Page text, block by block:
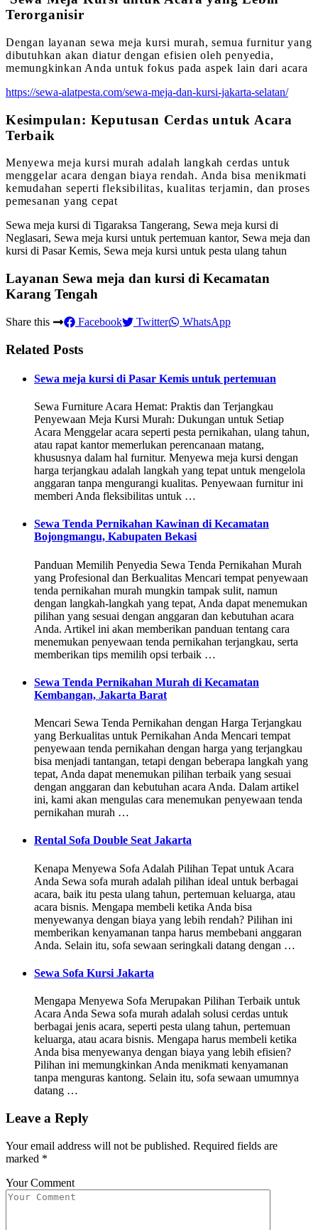
Terorganisir
Dengan layanan sewa meja kursi murah, semua furnitur yang
dibutuhkan akan diatur dengan efisien oleh penyedia,
memungkinkan Anda untuk fokus pada aspek lain dari acara
https://sewa-alatpesta.com/sewa-meja-dan-kursi-jakarta-selatan/
Kesimpulan: Keputusan Cerdas untuk Acara
Terbaik
Menyewa meja kursi murah adalah langkah cerdas untuk
menggelar acara dengan biaya rendah. Anda bisa menikmati
kemudahan seperti fleksibilitas, kualitas terjamin, dan proses
pemesanan yang cepat
Sewa meja kursi di Tigaraksa Tangerang, Sewa meja kursi di
Neglasari, Sewa meja kursi untuk pertemuan kantor, Sewa meja dan
kursi di Pasar Kemis, Sewa meja kursi untuk pesta ulang tahun
Layanan Sewa meja dan kursi di Kecamatan
Karang Tengah
Share this Facebook Twitter WhatsApp
Related Posts
Sewa meja kursi di Pasar Kemis untuk pertemuan
Sewa Furniture Acara Hemat: Praktis dan Terjangkau
Penyewaan Meja Kursi Murah: Dukungan untuk Setiap
Acara Menggelar acara seperti pesta pernikahan, ulang tahun,
atau rapat kantor memerlukan perencanaan matang,
khususnya dalam hal furnitur. Menyewa meja kursi dengan
harga terjangkau adalah langkah yang tepat untuk mengelola
anggaran tanpa mengurangi kualitas. Penyewaan furnitur ini
memberi Anda fleksibilitas untuk …
Sewa Tenda Pernikahan Kawinan di Kecamatan
Bojongmangu, Kabupaten Bekasi
Panduan Memilih Penyedia Sewa Tenda Pernikahan Murah
yang Profesional dan Berkualitas Mencari tempat penyewaan
tenda pernikahan murah mungkin tampak sulit, namun
dengan langkah-langkah yang tepat, Anda dapat menemukan
pilihan yang sesuai dengan anggaran dan kebutuhan acara
Anda. Artikel ini akan memberikan panduan tentang cara
menemukan penyewaan tenda pernikahan terjangkau, serta
memberikan tips memilih opsi terbaik …
Sewa Tenda Pernikahan Murah di Kecamatan
Kembangan, Jakarta Barat
Mencari Sewa Tenda Pernikahan dengan Harga Terjangkau
yang Berkualitas untuk Pernikahan Anda Mencari tempat
penyewaan tenda pernikahan dengan harga yang terjangkau
bisa menjadi tantangan, tetapi dengan beberapa langkah yang
tepat, Anda dapat menemukan pilihan terbaik yang sesuai
dengan anggaran dan kebutuhan acara Anda. Dalam artikel
ini, kami akan mengulas cara menemukan penyewaan tenda
pernikahan murah …
Rental Sofa Double Seat Jakarta
Kenapa Menyewa Sofa Adalah Pilihan Tepat untuk Acara
Anda Sewa sofa murah adalah pilihan ideal untuk berbagai
acara, baik itu pesta ulang tahun, pertemuan keluarga, atau
acara bisnis. Mengapa membeli ketika Anda bisa
menyewanya dengan biaya yang lebih rendah? Pilihan ini
memberikan kenyamanan tanpa harus membebani anggaran
Anda. Selain itu, sofa sewaan seringkali datang dengan …
Sewa Sofa Kursi Jakarta
Mengapa Menyewa Sofa Merupakan Pilihan Terbaik untuk
Acara Anda Sewa sofa murah adalah solusi cerdas untuk
berbagai jenis acara, seperti pesta ulang tahun, pertemuan
keluarga, atau acara bisnis. Mengapa harus membeli ketika
Anda bisa menyewanya dengan biaya yang lebih efisien?
Pilihan ini memungkinkan Anda menikmati kenyamanan
tanpa menguras kantong. Selain itu, sofa sewaan umumnya
datang …
Leave a Reply
Your email address will not be published. Required fields are
marked *
Your Comment